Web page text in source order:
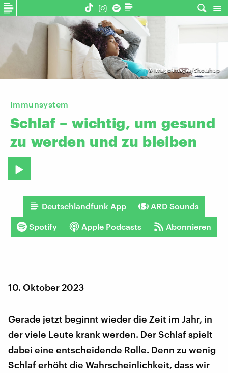
©imago images/Shotshop
Immunsystem
Schlaf – wichtig, um gesund
zu werden und zu bleiben
Deutschlandfunk App ARD Sounds
Spotify Apple Podcasts Abonnieren
10. Oktober 2023
Gerade jetzt beginnt wieder die Zeit im Jahr, in
der viele Leute krank werden. Der Schlaf spielt
dabei eine entscheidende Rolle. Denn zu wenig
Schlaf erhöht die Wahrscheinlichkeit, dass wir